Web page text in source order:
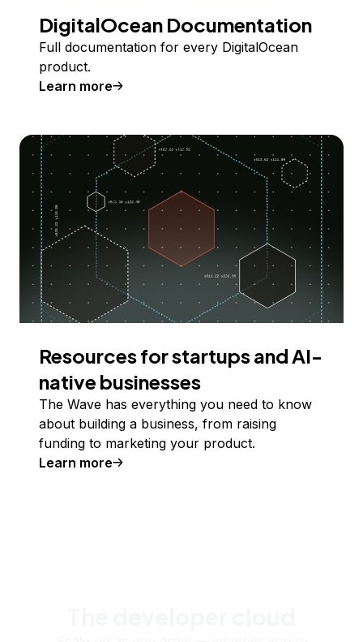
DigitalOcean Documentation
Full documentation for every DigitalOcean
product.
Learn more
Resources for startups and AI-
native businesses
The Wave has everything you need to know
about building a business, from raising
funding to marketing your product.
Learn more